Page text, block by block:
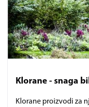
Klorane - snaga
Klorane proizvodi za